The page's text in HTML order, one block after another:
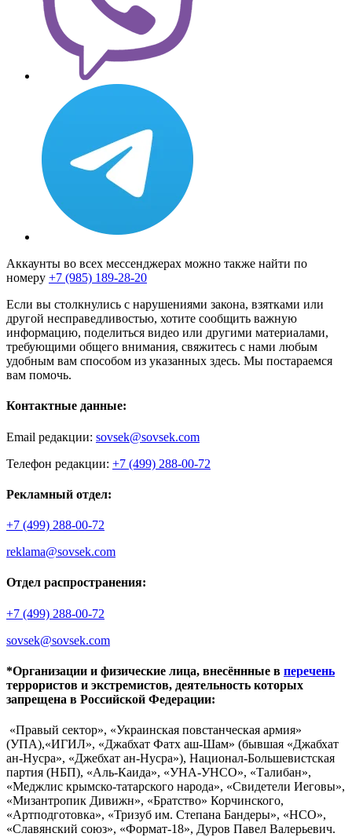
Аккаунты во всех мессенджерах можно также найти по
номеру +7 (985) 189-28-20
Если вы столкнулись с нарушениями закона, взятками или
другой несправедливостью, хотите сообщить важную
информацию, поделиться видео или другими материалами,
требующими общего внимания, свяжитесь с нами любым
удобным вам способом из указанных здесь. Мы постараемся
вам помочь.
Контактные данные:
Email редакции: sovsek@sovsek.com
Телефон редакции: +7 (499) 288-00-72
Рекламный отдел:
+7 (499) 288-00-72
reklama@sovsek.com
Отдел распространения:
+7 (499) 288-00-72
sovsek@sovsek.com
*Организации и физические лица, внесённные в перечень
террористов и экстремистов, деятельность которых
запрещена в Российской Федерации:
«Правый сектор», «Украинская повстанческая армия»
(УПА),«ИГИЛ», «Джабхат Фатх аш-Шам» (бывшая «Джабхат
ан-Нусра», «Джебхат ан-Нусра»), Национал-Большевистская
партия (НБП), «Аль-Каида», «УНА-УНСО», «Талибан»,
«Меджлис крымско-татарского народа», «Свидетели Иеговы»,
«Мизантропик Дивижн», «Братство» Корчинского,
«Артподготовка», «Тризуб им. Степана Бандеры», «НСО»,
«Славянский союз», «Формат-18», Дуров Павел Валерьевич.